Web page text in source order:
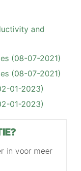
and
(08-07-2021)
(08-07-2021)
01-2023)
01-2023)
in voor meer